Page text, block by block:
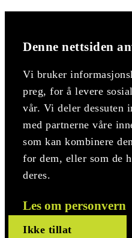
Denne nettsiden
Vi bruker
preg, for å levere
vår. Vi deler dessuten
med partnerne våre
som kan kombinere
for dem, eller som de
deres.
Ikke tillat
Les om personvern